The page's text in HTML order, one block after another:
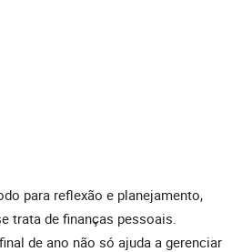
para reflexão e planejamento,
trata de finanças pessoais.
de ano não só ajuda a gerenciar